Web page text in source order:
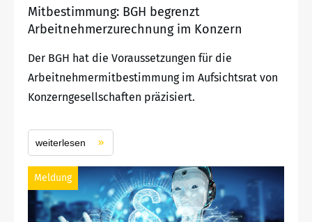
Mitbestimmung: BGH begrenzt
Arbeitnehmerzurechnung im Konzern
Der BGH hat die Voraussetzungen für die
Arbeitnehmermitbestimmung im Aufsichtsrat von
Konzerngesellschaften präzisiert.
weiterlesen
Meldung